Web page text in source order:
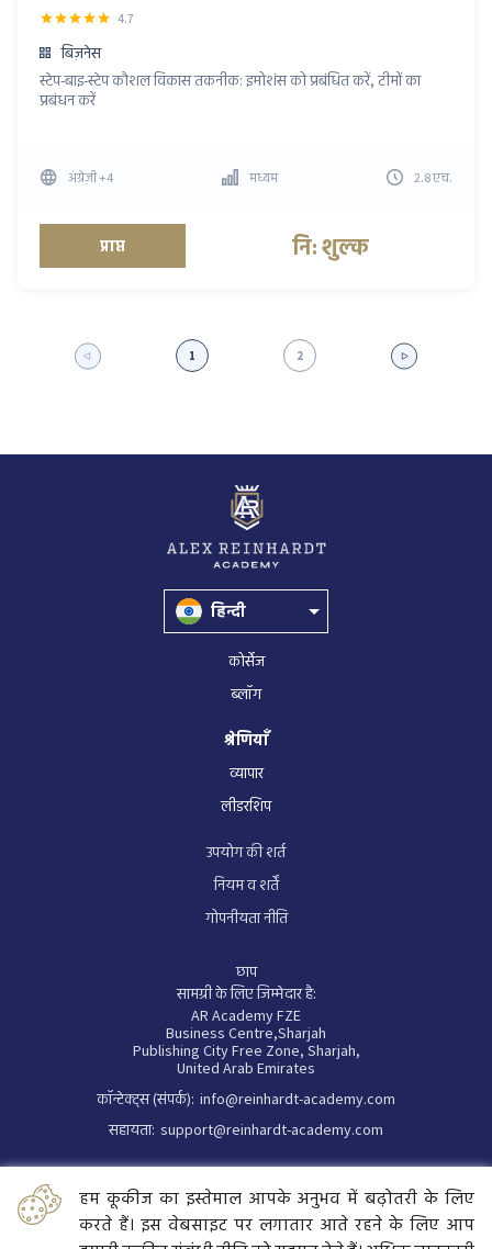
हम कूकीज का इस्तेमाल आपके अनुभव में बढ़ोतरी के लिए
करते हैं। इस वेबसाइट पर लगातार आते रहने के लिए आप
4.7
बिज़नेस
स्टेप-बाइ-स्टेप कौशल विकास तकनीक: इमोशंस को प्रबंधित करें, टीमों का
प्रबंधन करें
अंग्रेज़ी+4 मध्यम 2.8एच.
प्राप्त नि: शुल्क
1 2
हिन्दी
कोर्सेज
ब्लॉग
श्रेणियाँ
व्यापार
लीडरशिप
उपयोग की शर्त
नियम व शर्तें
गोपनीयता नीति
छाप
सामग्री के लिए जिम्मेदार है:
AR Academy FZE
Business Centre,Sharjah
Publishing City Free Zone, Sharjah,
United Arab Emirates
कॉन्टेक्ट्स (संपर्क): info@reinhardt-academy.com
सहायता: support@reinhardt-academy.com
व्यापार पंजीकरण संख्या: 191194
जवाबदेही की सूचना: सामग्री पर नियंत्रण सावधानीपूर्वक रखा गया है लेकिन इसके